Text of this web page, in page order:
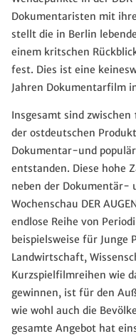
Dokumentaristen mit
stellt die in Berlin
einem kritschen
fest. Dies ist eine
Jahren Dokumentarfilm
Insgesamt sind zwischen
der ostdeutschen
Dokumentar-und
entstanden. Diese hohe
neben der Dokumentär-
Wochenschau DER
endlose Reihe von
beispielsweise für Junge
Landwirtschaft,
Kurzspielfilmreihen wie
gewinnen, ist für den
wie wohl auch die
gesamte Angebot hat